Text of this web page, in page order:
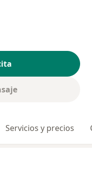
Servicios y precios